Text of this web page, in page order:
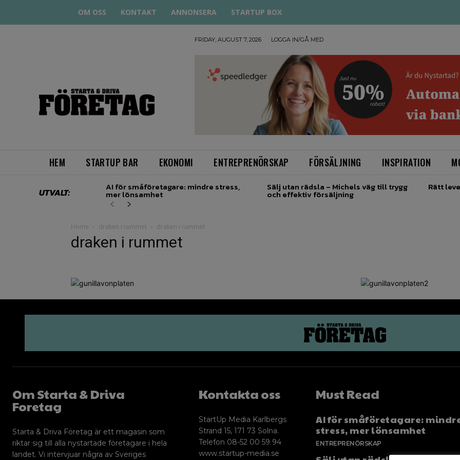
OM OSS KONTAKT ANNONSERA STARTUP BOX
FRIDAY, AUGUST 7, 2026 LOGGA IN/GÅ MED
HEM STARTUP BAR EKONOMI ENTREPRENÖRSKAP FÖRSÄLJNING INSPIRATION
UTVALT: AI för småföretagare: mindre stress,
mer lönsamhet
Sälj utan rädsla – Michels väg till trygg
och effektiv försäljning
Rätt
Home draken i rummet draken i rummet
draken i rummet
Om Starta & Driva
Foretag
Starta & Driva Företag är ett magasin som
riktar sig till alla nystartade företagare i hela
landet. Vi intervjuar några av Sveriges
Kontakta oss
StartUp Media Karlbergs
Strand 15, 171 73 Solna.
Telefon 08-52 00 59 94
www.startup-media.se
Must Read
AI för småföretagare:
stress, mer lönsamhet
ENTREPRENÖRSKAP